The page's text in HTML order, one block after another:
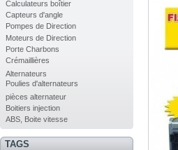
Calculateurs boîtier
Capteurs d'angle
Pompes de Direction
Moteurs de Direction
Porte Charbons
Crémaillières
Alternateurs
Poulies d'alternateurs
pièces alternateur
Boitiers injection
ABS, Boite vitesse
TAGS